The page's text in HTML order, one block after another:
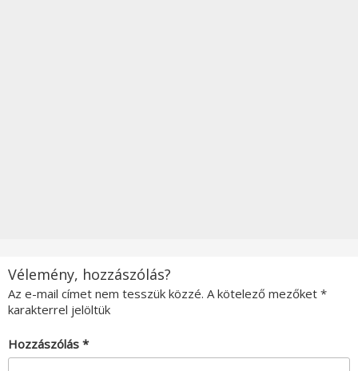
Vélemény, hozzászólás?
Az e-mail címet nem tesszük közzé. A kötelező mezőket *
karakterrel jelöltük
Hozzászólás *